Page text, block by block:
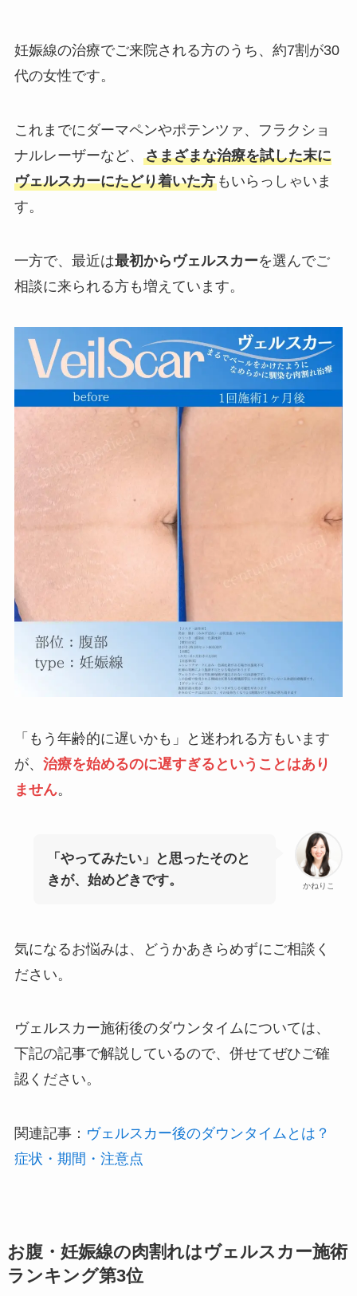
妊娠線の治療でご来院される方のうち、約7割が30
代の女性です。
これまでにダーマペンやポテンツァ、フラクショ
ナルレーザーなど、 さまざまな治療を試した末に
ヴェルスカーにたどり着いた方もいらっしゃいま
す。
一方で、最近は最初からヴェルスカーを選んでご
相談に来られる方も増えています。
「もう年齢的に遅いかも」と迷われる方もいます
が、 治療を始めるのに遅すぎるということはあり
ません。
かねりこ
「やってみたい」と思ったそのと
きが、始めどきです。
気になるお悩みは、どうかあきらめずにご相談く
ださい。
ヴェルスカー施術後のダウンタイムについては、
下記の記事で解説しているので、併せてぜひご確
認ください。
関連記事： ヴェルスカー後のダウンタイムとは？
症状・期間・注意点
お腹・妊娠線の肉割れはヴェルスカー施術
ランキング第3位